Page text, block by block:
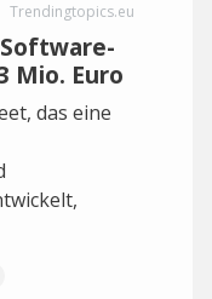
Trendingtopics.eu
Mio. Euro
das eine